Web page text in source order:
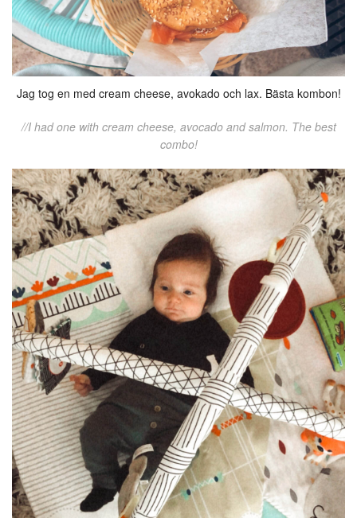
Jag tog en med cream cheese, avokado och lax. Bästa kombon!
//I had one with cream cheese, avocado and salmon. The best
combo!